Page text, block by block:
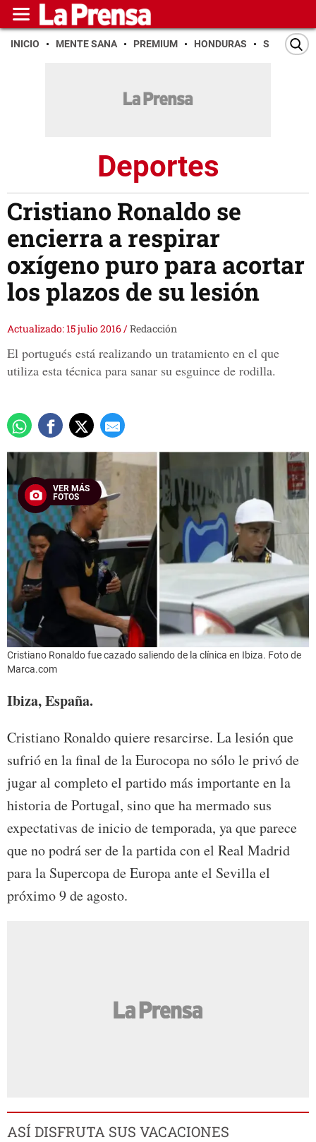
INICIO MENTE SANA PREMIUM HONDURAS SAN PEDRO
Deportes
Cristiano Ronaldo se
encierra a respirar
oxígeno puro para acortar
los plazos de su lesión
Actualizado: 15 julio 2016/Redacción
El portugués está realizando un tratamiento en el que
utiliza esta técnica para sanar su esguince de rodilla.
VER MÁS
FOTOS
Cristiano Ronaldo fue cazado saliendo de la clínica en Ibiza. Foto de
Marca.com
Ibiza, España.
Cristiano Ronaldo quiere resarcirse. La lesión que
sufrió en la final de la Eurocopa no sólo le privó de
jugar al completo el partido más importante en la
historia de Portugal, sino que ha mermado sus
expectativas de inicio de temporada, ya que parece
que no podrá ser de la partida con el Real Madrid
para la Supercopa de Europa ante el Sevilla el
próximo 9 de agosto.
ASÍ DISFRUTA SUS VACACIONES